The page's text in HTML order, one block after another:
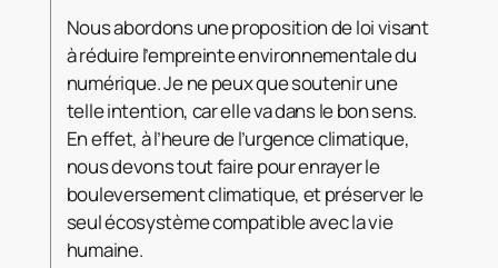
Nous abordons une proposition de loi visant
à réduire l’empreinte environnementale du
numérique. Je ne peux que soutenir une
telle intention, car elle va dans le bon sens.
En effet, à l’heure de l’urgence climatique,
nous devons tout faire pour enrayer le
bouleversement climatique, et préserver le
seul écosystème compatible avec la vie
humaine.